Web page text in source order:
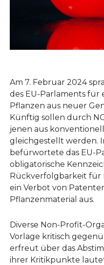
Am 7. Februar 2024
des EU-Parlaments
Pflanzen aus neuer
Künftig sollen durch
jenen aus
gleichgestellt werden.
befürwortete das EU-
obligatorische
Rückverfolgbarkeit für
ein Verbot von
Pflanzenmaterial aus.
Diverse Non-Profit-
Vorlage kritisch
erfreut über das
ihrer Kritikpunkte